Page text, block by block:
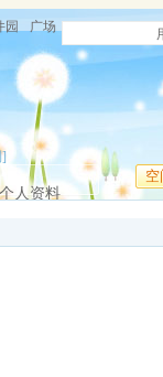
园 广场
空
个人资料